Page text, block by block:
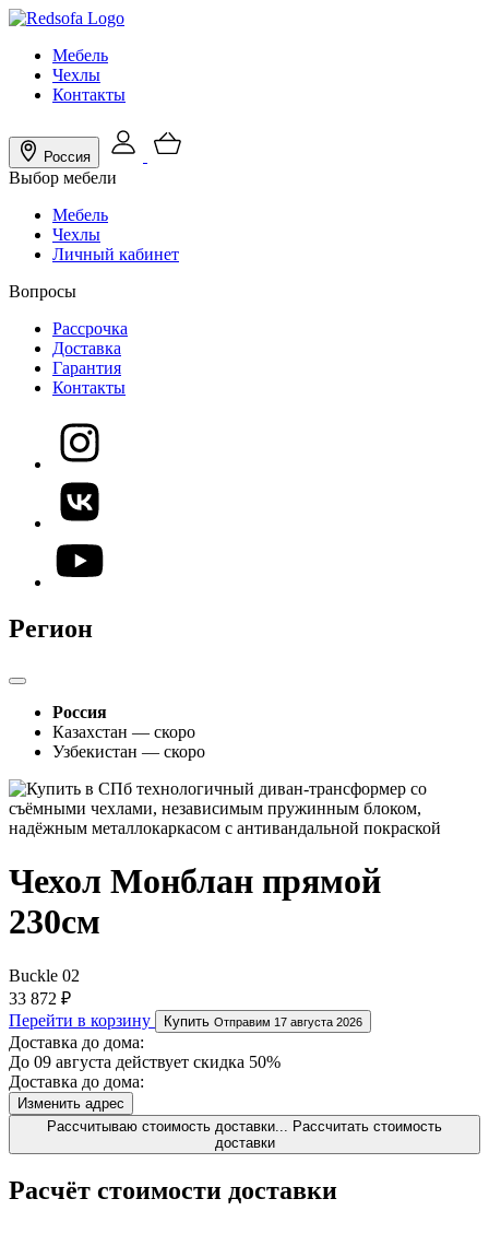
Мебель
Чехлы
Контакты
Россия
Выбор мебели
Мебель
Чехлы
Личный кабинет
Вопросы
Рассрочка
Доставка
Гарантия
Контакты
Регион
Россия
Казахстан — скоро
Узбекистан — скоро
Чехол Монблан прямой
230см
Buckle 02
33 872 ₽
Перейти в корзину
Купить Отправим 17 августа 2026
Доставка до дома:
До 09 августа действует скидка 50%
Доставка до дома:
Изменить адрес
Рассчитываю стоимость доставки...
Рассчитать стоимость
доставки
Расчёт стоимости доставки